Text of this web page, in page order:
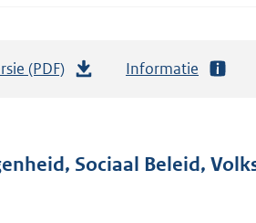
(PDF)
a
Informatie
Sociaal Beleid,